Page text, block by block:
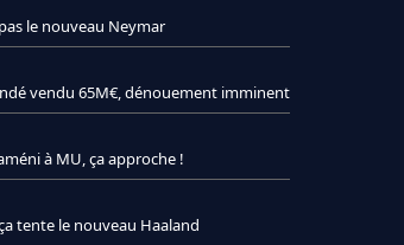
le nouveau Neymar
vendu 65M€, dénouement imminent
à MU, ça approche !
tente le nouveau Haaland